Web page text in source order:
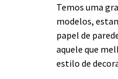
Temos uma
modelos,
papel de
aquele que
estilo de